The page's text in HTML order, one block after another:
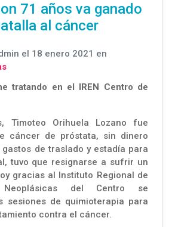
71 años va ganado
al cáncer
el 18 enero 2021 en
tratando en el IREN Centro de
Timoteo Orihuela Lozano fue
cáncer de próstata, sin dinero
de traslado y estadía para
tuvo que resignarse a sufrir un
gracias al Instituto Regional de
Neoplásicas del Centro se
sesiones de quimioterapia para
contra el cáncer.